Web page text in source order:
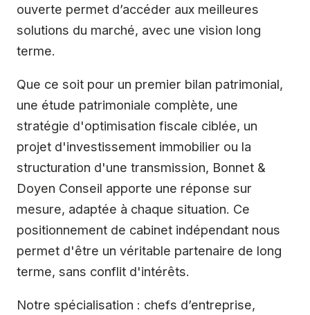
ouverte permet d’accéder aux meilleures
solutions du marché, avec une vision long
terme.
Que ce soit pour un premier bilan patrimonial,
une étude patrimoniale complète, une
stratégie d'optimisation fiscale ciblée, un
projet d'investissement immobilier ou la
structuration d'une transmission, Bonnet &
Doyen Conseil apporte une réponse sur
mesure, adaptée à chaque situation. Ce
positionnement de cabinet indépendant nous
permet d'être un véritable partenaire de long
terme, sans conflit d'intérêts.
Notre spécialisation : chefs d’entreprise,